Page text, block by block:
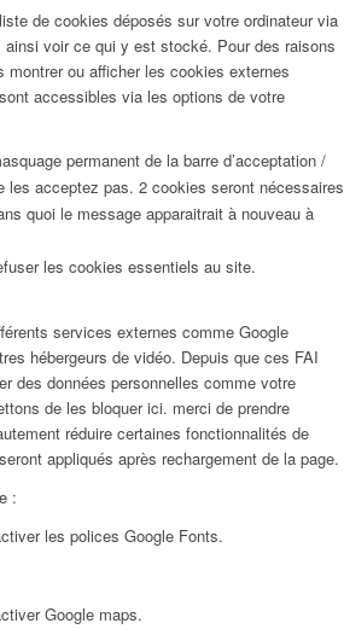
de cookies déposés sur votre ordinateur via
ainsi voir ce qui y est stocké. Pour des raisons
montrer ou afficher les cookies externes
accessibles via les options de votre
permanent de la barre d’acceptation /
les acceptez pas. 2 cookies seront nécessaires
quoi le message apparaitrait à nouveau à
les cookies essentiels au site.
services externes comme Google
hébergeurs de vidéo. Depuis que ces FAI
des données personnelles comme votre
de les bloquer ici. merci de prendre
réduire certaines fonctionnalités de
appliqués après rechargement de la page.
:
les polices Google Fonts.
Google maps.